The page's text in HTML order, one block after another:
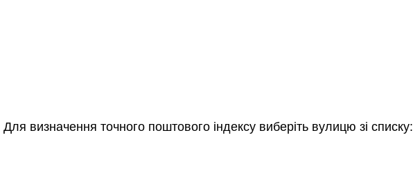
Для визначення точного поштового індексу виберіть вулицю зі списку: